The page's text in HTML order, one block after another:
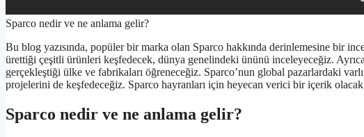
Sparco nedir ve ne anlama gelir?
Bu blog yazısında, popüler bir marka olan Sparco hakkında derinlemesine bir
ürettiği çeşitli ürünleri keşfedecek, dünya genelindeki ününü inceleyeceğiz.
gerçekleştiği ülke ve fabrikaları öğreneceğiz. Sparco’nun global pazarlardaki
projelerini de keşfedeceğiz. Sparco hayranları için heyecan verici bir içerik
Sparco nedir ve ne anlama gelir?